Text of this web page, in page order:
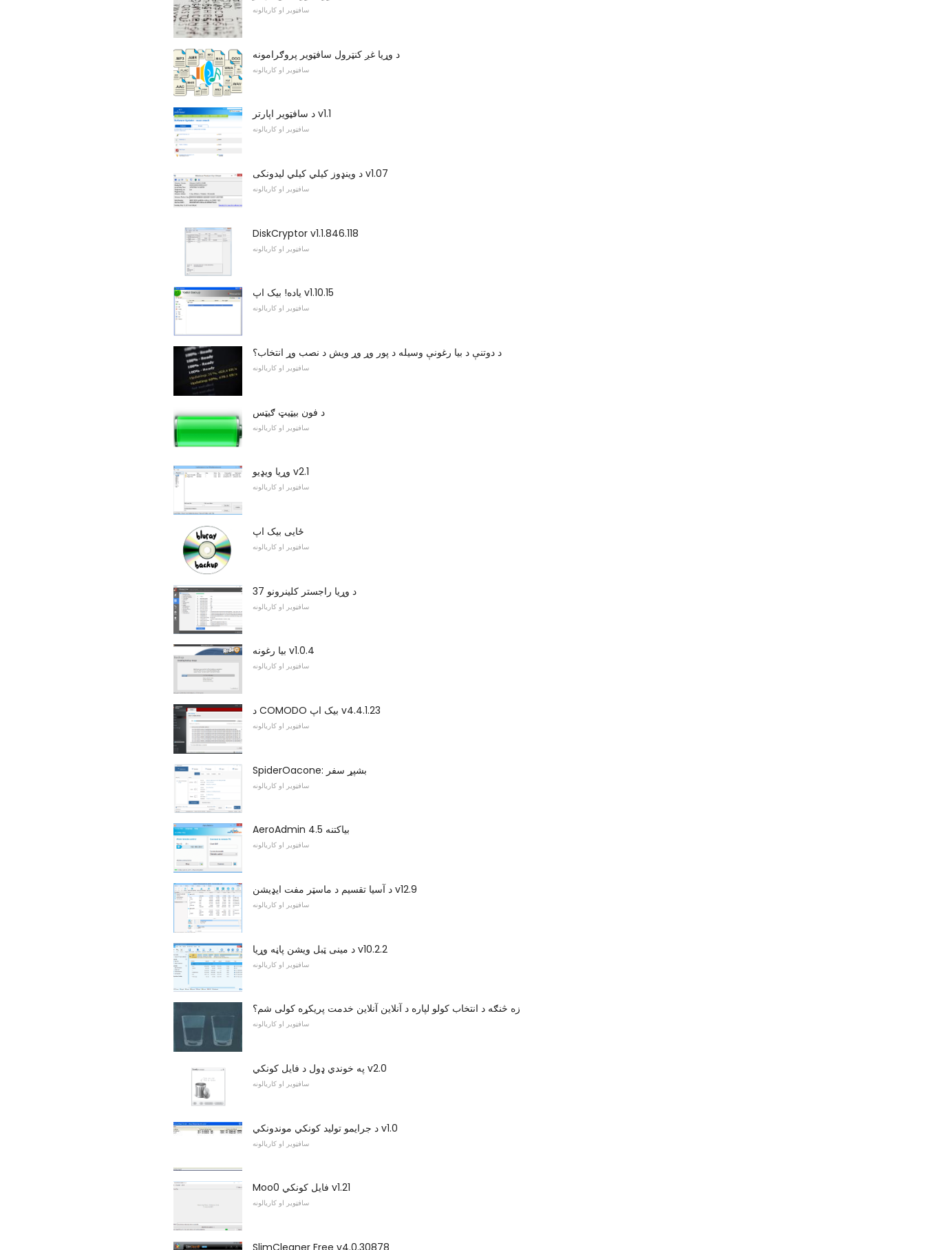
سافټویر او کاریالونه
د وړیا غږ کنټرول سافټویر پروګرامونه
سافټویر او کاریالونه
د سافټویر اپارتر v1.1
سافټویر او کاریالونه
د وینډوز کیلي کیلي لیدونکی v1.07
سافټویر او کاریالونه
DiskCryptor v1.1.846.118
سافټویر او کاریالونه
یاده! بیک اپ v1.10.15
سافټویر او کاریالونه
د دوتنې د بیا رغونې وسیله د پور وړ وړ ویش د نصب وړ انتخاب؟
سافټویر او کاریالونه
د فون بیټیټ ګیټس
سافټویر او کاریالونه
وړیا ویډیو v2.1
سافټویر او کاریالونه
ځایی بیک اپ
سافټویر او کاریالونه
د وړیا راجستر کلینرونو 37
سافټویر او کاریالونه
بیا رغونه v1.0.4
سافټویر او کاریالونه
د COMODO بیک اپ v4.4.1.23
سافټویر او کاریالونه
SpiderOacone: بشپړ سفر
سافټویر او کاریالونه
AeroAdmin 4.5 بیاکتنه
سافټویر او کاریالونه
د آسیا تقسیم د ماسټر مفت ایډیشن v12.9
سافټویر او کاریالونه
د مینی ټبل ویشن پاڼه وړیا v10.2.2
سافټویر او کاریالونه
زه څنګه د انتخاب کولو لپاره د آنلاین آنلاین خدمت پریکړه کولی شم؟
سافټویر او کاریالونه
په خوندي ډول د فایل کونکي v2.0
سافټویر او کاریالونه
د جرایمو تولید کونکي موندونکي v1.0
سافټویر او کاریالونه
Moo0 فایل کونکي v1.21
سافټویر او کاریالونه
SlimCleaner Free v4.0.30878